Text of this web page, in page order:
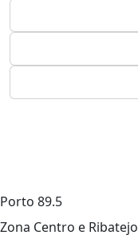
Porto 89.5
Zona Centro e Ribatejo